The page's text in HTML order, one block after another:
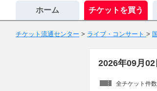
ホーム チケットを買う
チケット流通センター > ライブ・コンサート >
2026年09月
全チケット件